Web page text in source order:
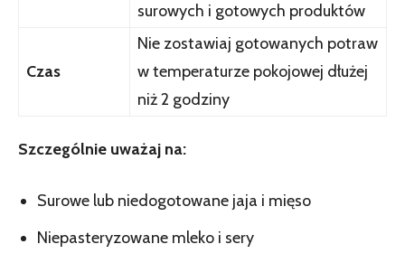
surowych i gotowych produktów
Czas
Nie zostawiaj gotowanych potraw
w temperaturze pokojowej dłużej
niż 2 godziny
Szczególnie uważaj na:
Surowe lub niedogotowane jaja i mięso
Niepasteryzowane mleko i sery